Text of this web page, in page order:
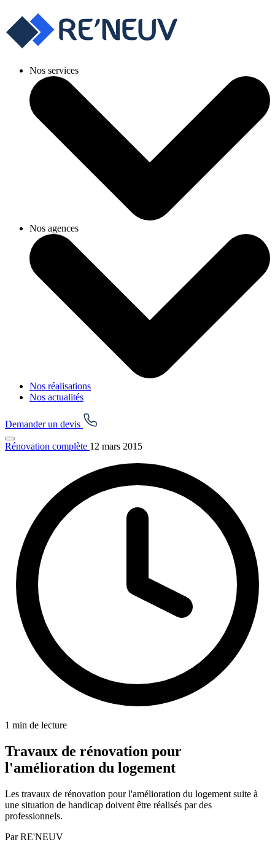
Nos services
Nos agences
Nos réalisations
Nos actualités
Demander un devis
Rénovation complète 12 mars 2015
1 min de lecture
Travaux de rénovation pour
l'amélioration du logement
Les travaux de rénovation pour l'amélioration du logement suite à
une situation de handicap doivent être réalisés par des
professionnels.
ParRE'NEUV